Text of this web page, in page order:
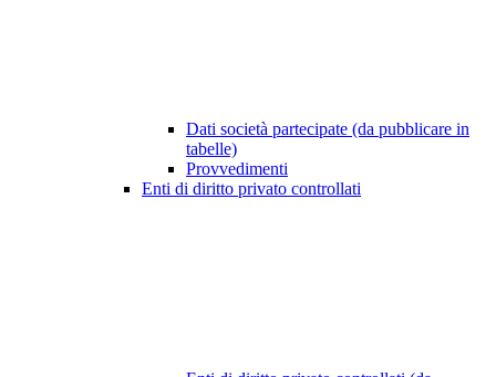
Dati società partecipate (da pubblicare in
tabelle)
Provvedimenti
Enti di diritto privato controllati